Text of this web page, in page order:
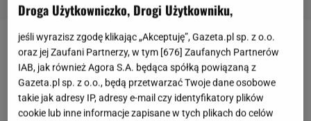
Obecnie wiele osób decyduje się na uprawę
pomidorów na balkonie czy też tarasie. I nic w tym
dziwnego, ponieważ obserwowanie owocowania i
własne plony to niezwykle satysfakcjonujące
Droga Użytkowniczko, Drogi Użytkowniku,
jeśli wyrazisz zgodę klikając „Akceptuję”, Gazeta.pl sp. z o.o.
oraz jej Zaufani Partnerzy, w tym [676] Zaufanych Partnerów
IAB, jak również Agora S.A. będąca spółką powiązaną z
Gazeta.pl sp. z o.o., będą przetwarzać Twoje dane osobowe
takie jak adresy IP, adresy e-mail czy identyfikatory plików
cookie lub inne informacje zapisane w tych plikach do celów